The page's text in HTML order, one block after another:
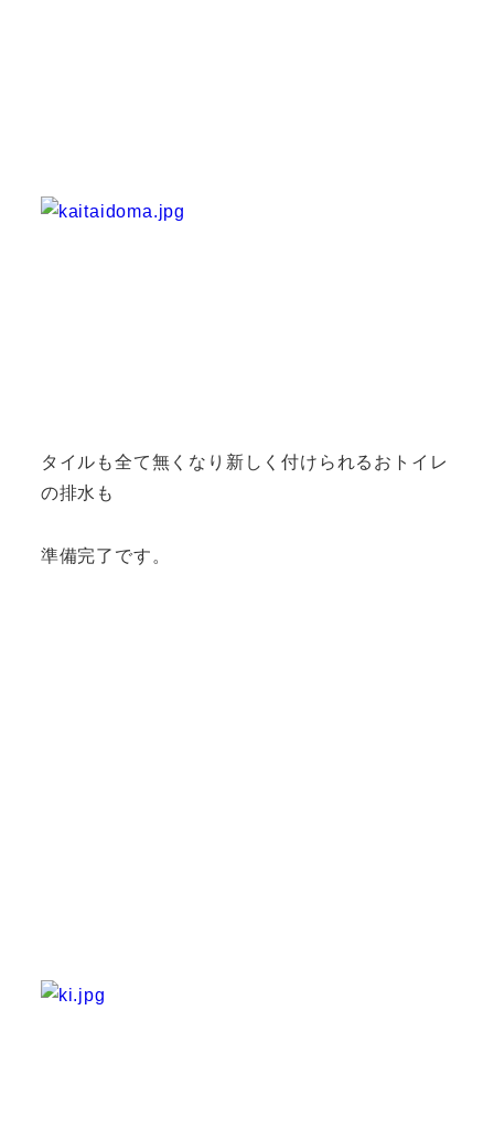
タイルも全て無くなり新しく付けられるおトイレ
の排水も
準備完了です。